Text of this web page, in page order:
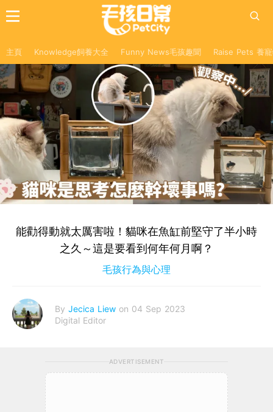
主頁 Knowledge飼養大全 Funny News毛孩趣聞 Raise Pets 養
能勸得動就太厲害啦！貓咪在魚缸前堅守了半小時
之久～這是要看到何年何月啊？
毛孩行為與心理
By Jecica Liew on 04 Sep 2023
Digital Editor
ADVERTISEMENT